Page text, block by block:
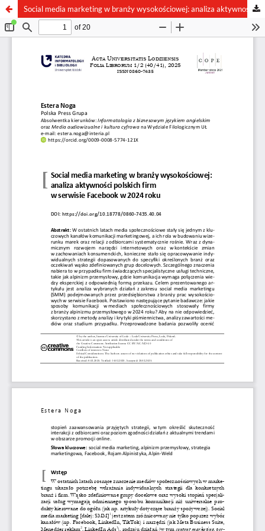
Social media marketing w branży wysokościowej: analiza aktywności polskich firm w serwisie Facebook w 2024 roku